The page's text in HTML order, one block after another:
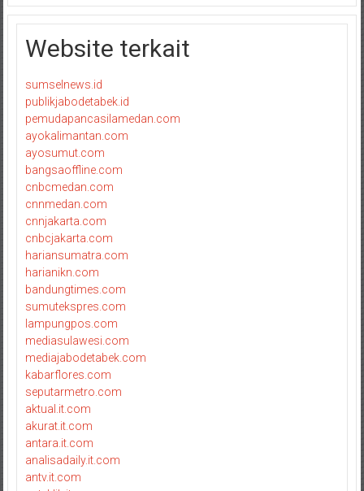
Website terkait
sumselnews.id
publikjabodetabek.id
pemudapancasilamedan.com
ayokalimantan.com
ayosumut.com
bangsaoffline.com
cnbcmedan.com
cnnmedan.com
cnnjakarta.com
cnbcjakarta.com
hariansumatra.com
harianikn.com
bandungtimes.com
sumutekspres.com
lampungpos.com
mediasulawesi.com
mediajabodetabek.com
kabarflores.com
seputarmetro.com
aktual.it.com
akurat.it.com
antara.it.com
analisadaily.it.com
antv.it.com